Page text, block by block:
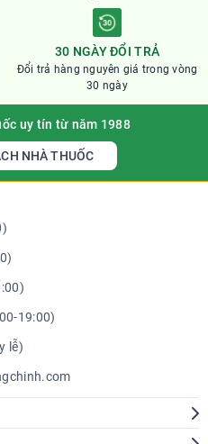
30 NGÀY ĐỔI TRẢ
Đổi trả hàng nguyên giá trong vòng
30 ngày
uy tín từ năm 1988
NHÀ THUỐC
19:00)
lễ)